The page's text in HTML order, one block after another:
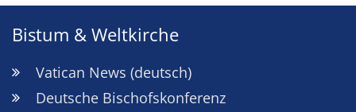
Bistum & Weltkirche
Vatican News (deutsch)
Deutsche Bischofskonferenz